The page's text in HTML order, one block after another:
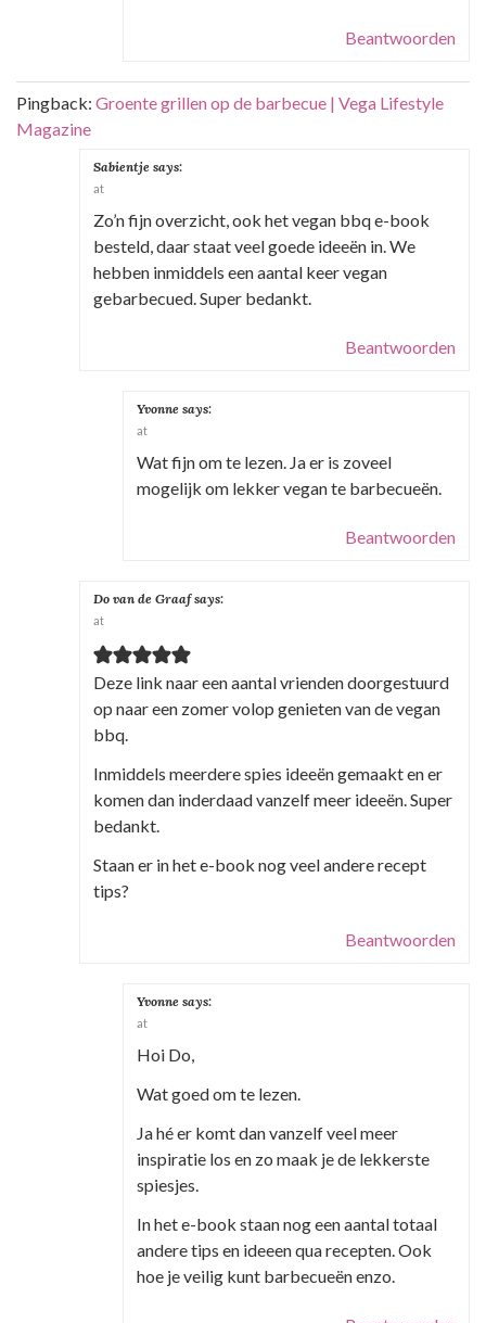
Beantwoorden
Pingback: Groente grillen op de barbecue | Vega Lifestyle
Magazine
Sabientje says:
at
Zo’n fijn overzicht, ook het vegan bbq e-book
besteld, daar staat veel goede ideeën in. We
hebben inmiddels een aantal keer vegan
gebarbecued. Super bedankt.
Beantwoorden
Yvonne says:
at
Wat fijn om te lezen. Ja er is zoveel
mogelijk om lekker vegan te barbecueën.
Beantwoorden
Do van de Graaf says:
at
Deze link naar een aantal vrienden doorgestuurd
op naar een zomer volop genieten van de vegan
bbq.
Inmiddels meerdere spies ideeën gemaakt en er
komen dan inderdaad vanzelf meer ideeën. Super
bedankt.
Staan er in het e-book nog veel andere recept
tips?
Beantwoorden
Yvonne says:
at
Hoi Do,
Wat goed om te lezen.
Ja hé er komt dan vanzelf veel meer
inspiratie los en zo maak je de lekkerste
spiesjes.
In het e-book staan nog een aantal totaal
andere tips en ideeen qua recepten. Ook
hoe je veilig kunt barbecueën enzo.